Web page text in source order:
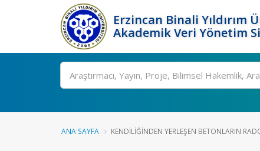
Erzincan Binali Yıldırım
Akademik Veri Yönetim
Ara
ANA SAYFA KENDILIĞINDEN YERLEŞEN BETONLARIN